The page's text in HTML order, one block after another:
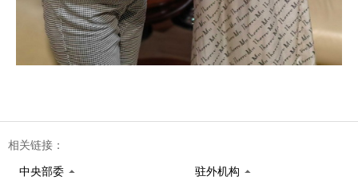
相关链接：
中央部委 驻外机构